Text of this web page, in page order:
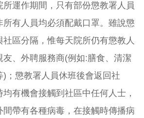
所運作期間，只有部份懲教署人員
所有人員均必須配戴口罩。雖說懲
區分隔，惟每天院所仍有懲教人
友、外聘服務商(例如:膳食、清潔
)；懲教署人員休班後會返回社
均有機會接觸到社區中任何人士，
間帶有各種病毒，在接觸時傳播病